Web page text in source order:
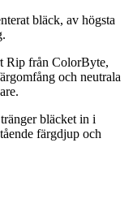
bläck, av högsta
Rip från ColorByte,
och neutrala
bläcket in i
färgdjup och